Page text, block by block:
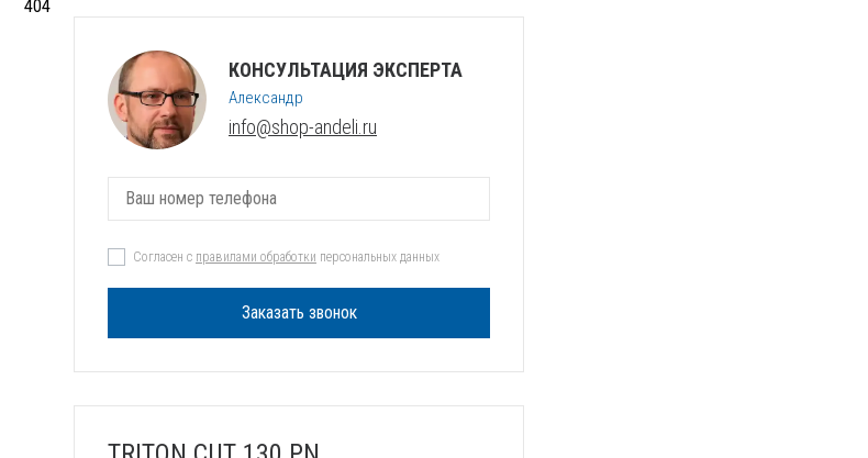
404
КОНСУЛЬТАЦИЯ ЭКСПЕРТА
Александр
info@shop-andeli.ru
Согласен с правилами обработки персональных данных
Заказать звонок